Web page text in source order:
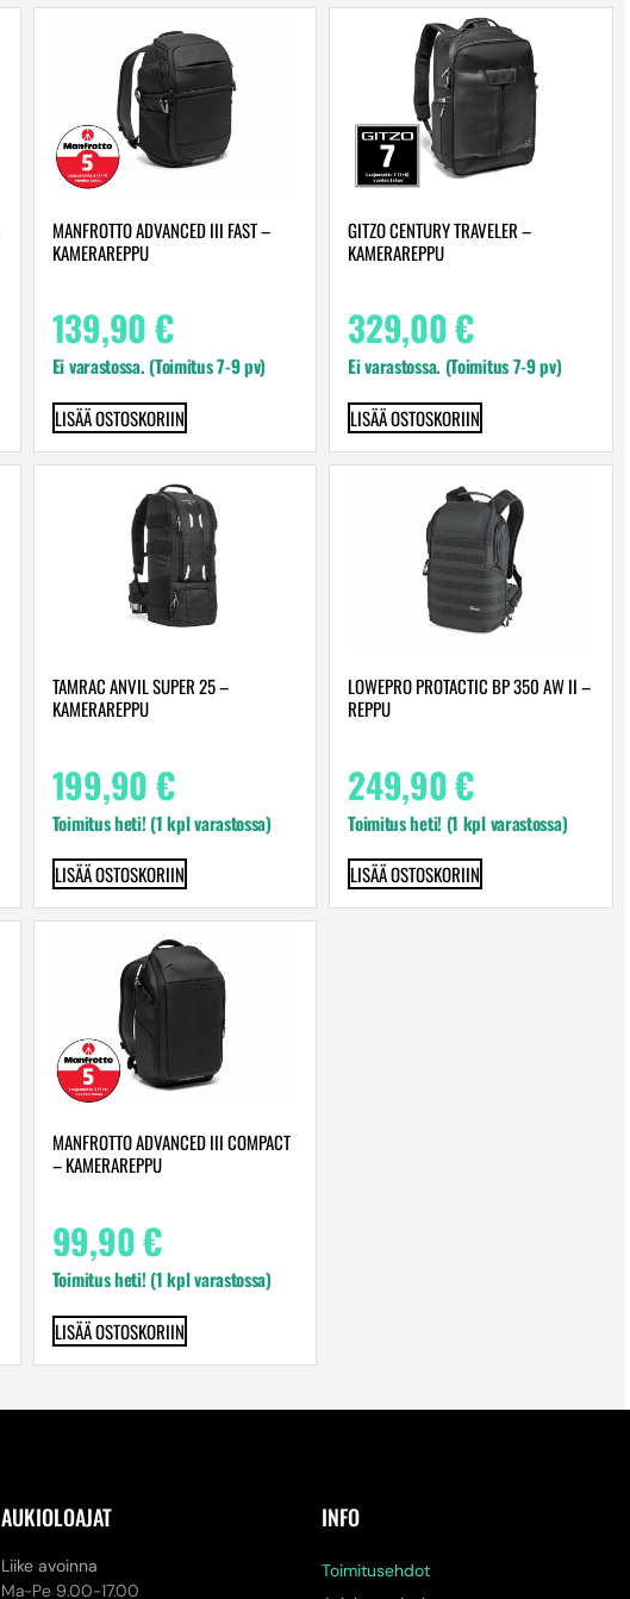
MANFROTTO ADVANCED III FAST –
KAMERAREPPU
139,90€
Ei varastossa. (Toimitus 7-9 pv)
LISÄÄ OSTOSKORIIN
GITZO CENTURY TRAVELER –
KAMERAREPPU
329,00€
Ei varastossa. (Toimitus 7-9 pv)
LISÄÄ OSTOSKORIIN
TAMRAC ANVIL SUPER 25 –
KAMERAREPPU
199,90€
Toimitus heti! (1 kpl varastossa)
LISÄÄ OSTOSKORIIN
LOWEPRO PROTACTIC BP 350 AW II –
REPPU
249,90€
Toimitus heti! (1 kpl varastossa)
LISÄÄ OSTOSKORIIN
MANFROTTO ADVANCED III COMPACT
– KAMERAREPPU
99,90€
Toimitus heti! (1 kpl varastossa)
LISÄÄ OSTOSKORIIN
AUKIOLOAJAT
Liike avoinna
Ma-Pe 9.00-17.00
INFO
Toimitusehdot